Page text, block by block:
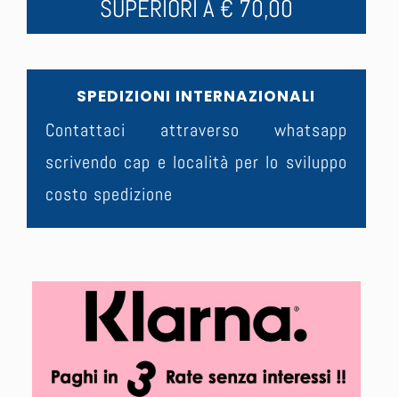
SUPERIORI A € 70,00
SPEDIZIONI INTERNAZIONALI
Contattaci attraverso whatsapp
scrivendo cap e località per lo sviluppo
costo spedizione